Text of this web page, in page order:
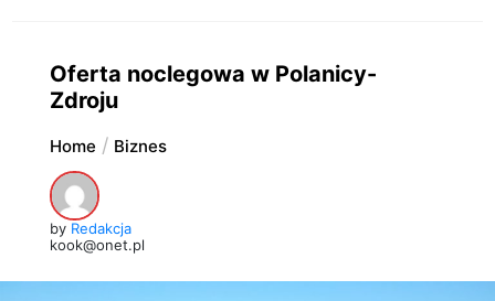
Oferta noclegowa w Polanicy-
Zdroju
Home Biznes
by Redakcja
kook@onet.pl